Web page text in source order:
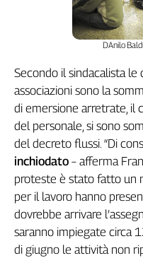
Basilicata
Calabria
Campania
Emilia-
Romagna
Friuli
Venezia
Giulia
Lazio
Liguria
Lombardia
DAnilo
Secondo il sindacalista
associazioni sono la
di emersione arretrate, il
del personale, si sono
del decreto flussi. “Di
inchiodato – afferma
proteste è stato fatto un
per il lavoro hanno
dovrebbe arrivare
saranno impiegate circa
di giugno le attività non